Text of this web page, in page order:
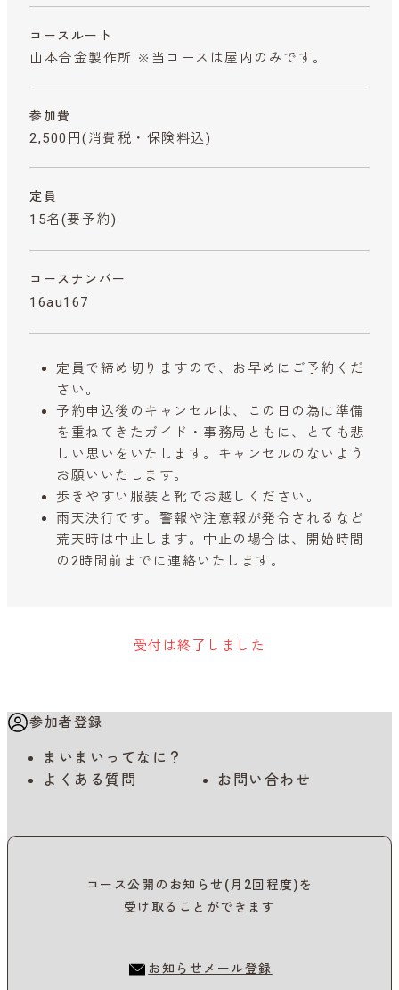
コースルート
山本合金製作所 ※当コースは屋内のみです。
参加費
2,500円 (消費税・保険料込)
定員
15名(要予約)
コースナンバー
16au167
定員で締め切りますので、お早めにご予約くだ
さい。
予約申込後のキャンセルは、この日の為に準備
を重ねてきたガイド・事務局ともに、とても悲
しい思いをいたします。キャンセルのないよう
お願いいたします。
歩きやすい服装と靴でお越しください。
雨天決行です。警報や注意報が発令されるなど
荒天時は中止します。中止の場合は、開始時間
の2時間前までに連絡いたします。
受付は終了しました
参加者登録
まいまいってなに？
よくある質問
お問い合わせ
コース公開のお知らせ(月2回程度)を
受け取ることができます
お知らせメール登録